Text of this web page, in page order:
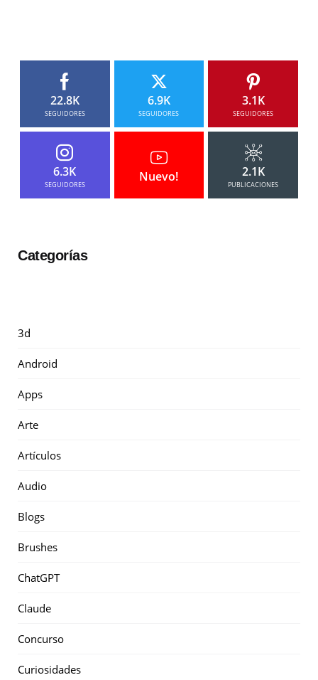
22.8K
SEGUIDORES
6.9K
SEGUIDORES
3.1K
SEGUIDORES
6.3K
SEGUIDORES
Nuevo! 2.1K
PUBLICACIONES
Categorías
3d
Android
Apps
Arte
Artículos
Audio
Blogs
Brushes
ChatGPT
Claude
Concurso
Curiosidades